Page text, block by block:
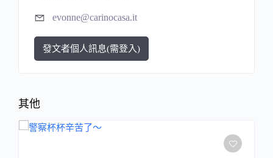
evonne@carinocasa.it
發文者個人訊息(需登入)
其他